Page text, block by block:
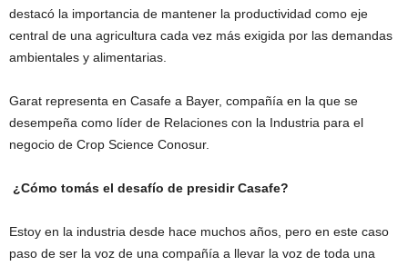
destacó la importancia de mantener la productividad como eje
central de una agricultura cada vez más exigida por las demandas
ambientales y alimentarias.
Garat representa en Casafe a Bayer, compañía en la que se
desempeña como líder de Relaciones con la Industria para el
negocio de Crop Science Conosur.
¿Cómo tomás el desafío de presidir Casafe?
Estoy en la industria desde hace muchos años, pero en este caso
paso de ser la voz de una compañía a llevar la voz de toda una